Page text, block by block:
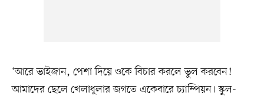
‘আরে ভাইজান, পেশা দিয়ে ওকে বিচার করলে ভুল করবেন!
আমাদের ছেলে খেলাধুলার জগতে একেবারে চ্যাম্পিয়ন। স্কুল-